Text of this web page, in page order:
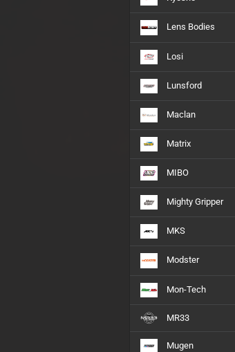
Lens Bodies
Losi
Lunsford
Maclan
Matrix
MIBO
Mighty Gripper
MKS
Modster
Mon-Tech
MR33
Mugen